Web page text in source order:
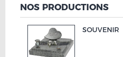
NOS PRODUCTIONS
SOUVENIR